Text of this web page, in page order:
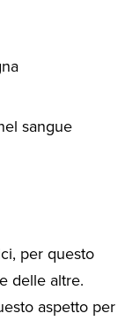
sangue
per questo
delle altre.
aspetto per